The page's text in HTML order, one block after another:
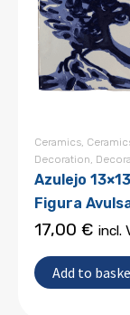
Ceramics
Decoration
Azulejo
Figura
17,00 € incl.
Add to